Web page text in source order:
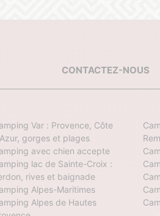
CONTACTEZ-NOUS
Var : Provence, Côte
gorges et plages
avec chien accepte
lac de Sainte-Croix :
rives et baignade
Alpes-Maritimes
Alpes de Hautes